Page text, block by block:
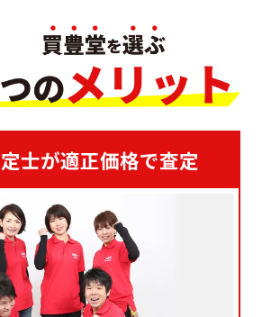
士が適正価格で査定